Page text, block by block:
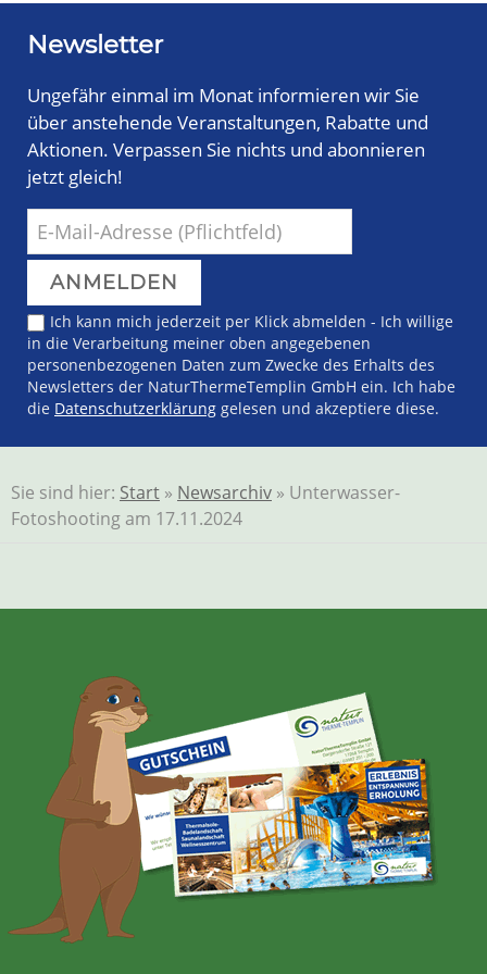
Newsletter
Ungefähr einmal im Monat informieren wir Sie
über anstehende Veranstaltungen, Rabatte und
Aktionen. Verpassen Sie nichts und abonnieren
jetzt gleich!
Ich kann mich jederzeit per Klick abmelden - Ich willige
in die Verarbeitung meiner oben angegebenen
personenbezogenen Daten zum Zwecke des Erhalts des
Newsletters der NaturThermeTemplin GmbH ein. Ich habe
die Datenschutzerklärung gelesen und akzeptiere diese.
Sie sind hier: Start » Newsarchiv » Unterwasser-
Fotoshooting am 17.11.2024